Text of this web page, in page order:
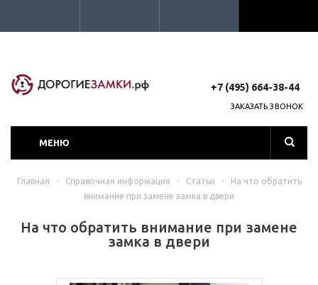
+7 (495) 664-38-44
ЗАКАЗАТЬ ЗВОНОК
МЕНЮ
Главная - Справочная информация - Статьи -
На что обратить
внимание при замене замка в двери
На что обратить внимание при замене
замка в двери